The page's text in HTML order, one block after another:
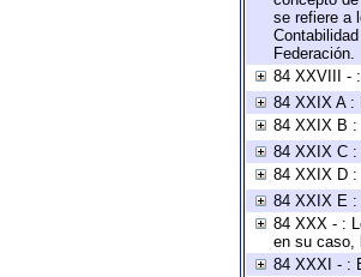
se refiere a
Federación.
84 XXVIII -
84 XXIX A :
84 XXIX B :
84 XXIX C :
84 XXIX D :
84 XXIX E :
84 XXX - :
en su caso,
84 XXXI - :